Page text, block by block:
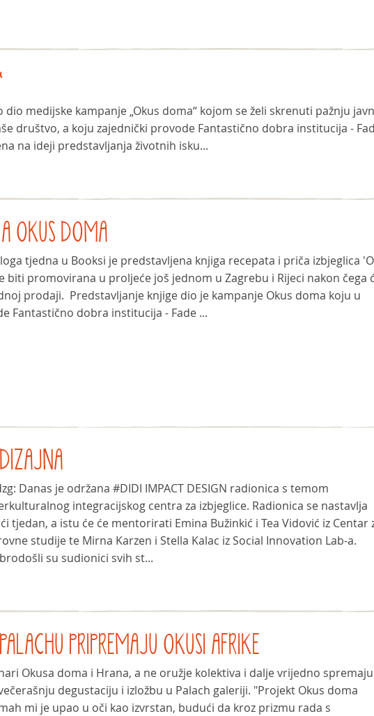
dio medijske kampanje „Okus doma“ kojom se želi skrenuti pažnju
društvo, a koju zajednički provode Fantastično dobra institucija -
na ideji predstavljanja životnih isku...
OKUS DOMA
tjedna u Booksi je predstavljena knjiga recepata i priča izbjeglica
biti promovirana u proljeće još jednom u Zagrebu i Rijeci nakon čega
prodaji. Predstavljanje knjige dio je kampanje Okus doma koju u
Fantastično dobra institucija - Fade ...
Danas je održana ‪#‎DIDI‬ IMPACT DESIGN radionica s temom
integracijskog centra za izbjeglice. Radionica se nastavlja
tjedan, a istu će će mentorirati Emina Bužinkić i Tea Vidović iz Centar
studije te Mirna Karzen i Stella Kalac iz Social Innovation Lab-a.
su sudionici svih st...
PRIPREMAJU OKUSI AFRIKE
Okusa doma i Hrana, a ne oružje kolektiva i dalje vrijedno
degustaciju i izložbu u Palach galeriji. "Projekt Okus doma
mi je upao u oči kao izvrstan, budući da kroz prizmu rada s